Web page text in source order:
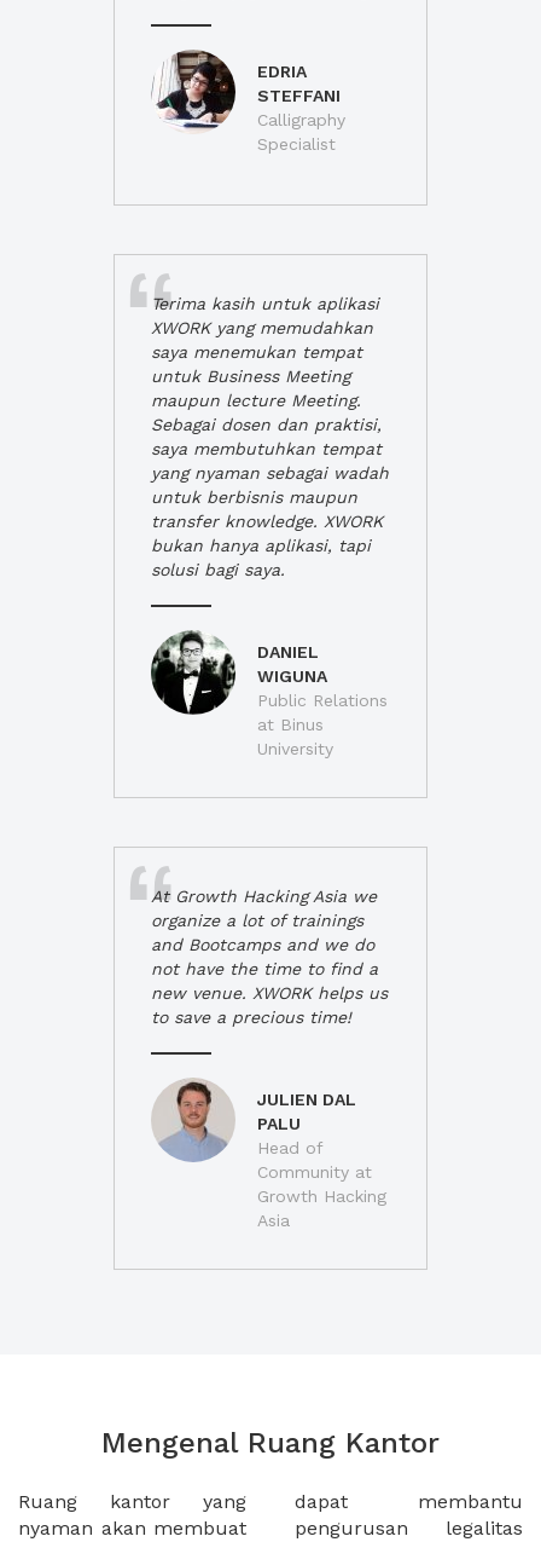
EDRIA
STEFFANI
Calligraphy
Specialist
Terima kasih untuk aplikasi
XWORK yang memudahkan
saya menemukan tempat
untuk Business Meeting
maupun lecture Meeting.
Sebagai dosen dan praktisi,
saya membutuhkan tempat
yang nyaman sebagai wadah
untuk berbisnis maupun
transfer knowledge. XWORK
bukan hanya aplikasi, tapi
solusi bagi saya.
DANIEL
WIGUNA
Public Relations
at Binus
University
At Growth Hacking Asia we
organize a lot of trainings
and Bootcamps and we do
not have the time to find a
new venue. XWORK helps us
to save a precious time!
JULIEN DAL
PALU
Head of
Community at
Growth Hacking
Asia
Mengenal Ruang Kantor
Ruang kantor yang
nyaman akan membuat
dapat membantu
pengurusan legalitas